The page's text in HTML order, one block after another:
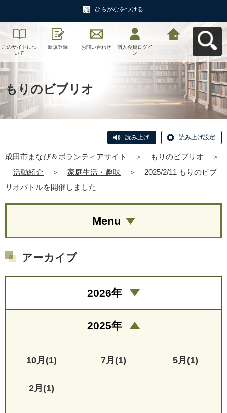
ひらがなをつける
このサイトにつ
いて
新規登録 お問い合わせ
個人会員ログイ
ン
もりのビブリオ
読み上げ 読み上げ設定
成田市まなび＆ボランティアサイト ＞ もりのビブリオ
＞
活動紹介
＞ 家庭生活・趣味 ＞
2025/2/11 もりのビブ
リオバトルを開催しました
Menu
アーカイブ
2026年
2025年
10月(1) 7月(1) 5月(1)
2月(1)